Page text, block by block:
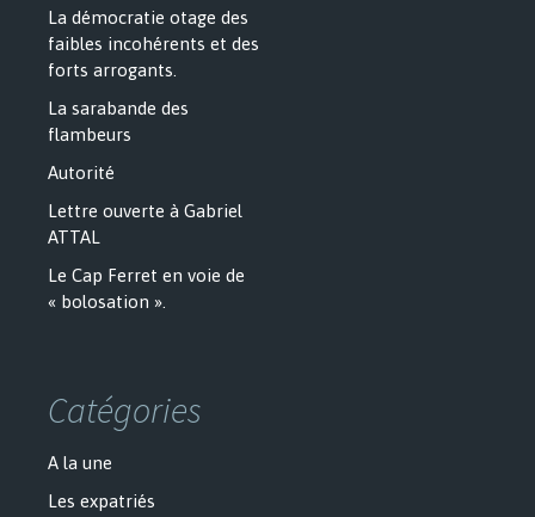
La démocratie otage des
faibles incohérents et des
forts arrogants.
La sarabande des
flambeurs
Autorité
Lettre ouverte à Gabriel
ATTAL
Le Cap Ferret en voie de
« bolosation ».
Catégories
A la une
Les expatriés